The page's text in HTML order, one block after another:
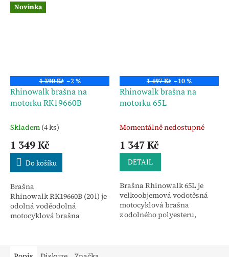
Novinka
1 390 Kč –2 %
Rhinowalk brašna na
motorku RK19660B
Skladem (4 ks)
1 349 Kč
Do košíku
Brašna
Rhinowalk RK19660B (20 l) je
odolná voděodolná
motocyklová brašna
pro cestování i...
1 497 Kč –10 %
Rhinowalk brašna na
motorku 65L
Momentálně nedostupné
1 347 Kč
DETAIL
Brašna Rhinowalk 65L je
velkoobjemová vodotěsná
motocyklová brašna
z odolného polyesteru,